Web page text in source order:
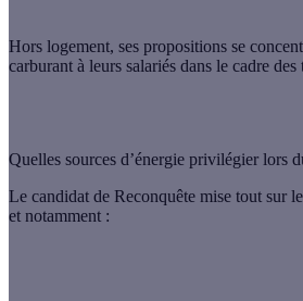
Hors logement, ses propositions se
carburant à leurs salariés dans le cadre
Quelles sources d’énergie privilégier lors
Le candidat de Reconquête mise tout sur
et notamment :